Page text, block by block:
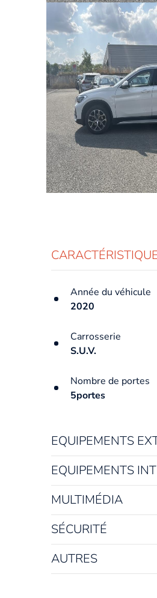
Année du véhicule
2020
Carrosserie
S.U.V.
Nombre de portes
5portes
EQUIPEMENTS
EQUIPEMENTS
MULTIMÉDIA
SÉCURITÉ
AUTRES